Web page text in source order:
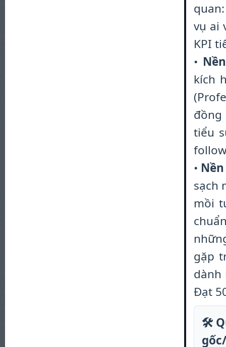
vụ ai
KPI
•
kích
đồng
tiểu
•
sạch
mồi
gặp
dành
Đạt
🛠️